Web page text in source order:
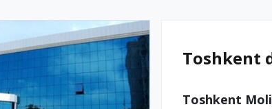
Toshkent
Toshkent